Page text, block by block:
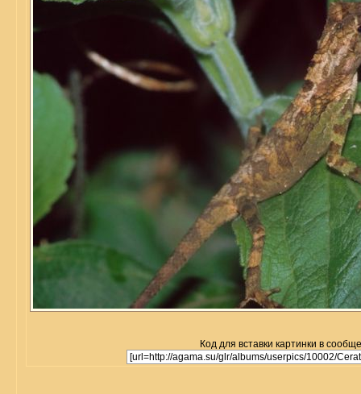
Код для вставки картинки в